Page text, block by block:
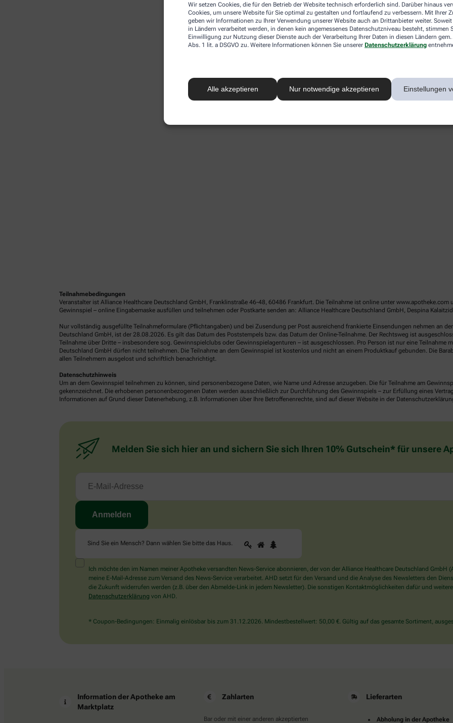
Wir setzen Cookies, die für den Betrieb der Website technisch erforderlich sind. Darüber hinaus
Cookies, um unsere Website für Sie optimal zu gestalten und fortlaufend zu verbessern. Mit Ihrer
geben wir Informationen zu Ihrer Verwendung unserer Website auch an Drittanbieter weiter. Soweit
in Ländern verarbeitet werden, in denen kein angemessenes Datenschutzniveau besteht, stimmen
Einwilligung zur Nutzung dieser Dienste auch der Verarbeitung Ihrer Daten in diesen Ländern
Abs. 1 lit. a DSGVO zu. Weitere Informationen können Sie unserer Datenschutzerklärung
Alle akzeptieren Nur notwendige akzeptieren Einstellungen
Teilnahmebedingungen
Veranstalter ist Alliance Healthcare Deutschland GmbH, Franklinstraße 46-48, 60486 Frankfurt. Die Teilnahme ist online unter
Gewinnspiel – online Eingabemaske ausfüllen und teilnehmen oder Postkarte senden an: Alliance Healthcare Deutschland GmbH, Despina
Nur vollständig ausgefüllte Teilnahmeformulare (Pflichtangaben) und bei Zusendung per Post ausreichend frankierte Einsendungen nehmen an
Deutschland GmbH, ist der 28.08.2026. Es gilt das Datum des Poststempels bzw. das Datum der Online-Teilnahme. Der Rechtsweg ist
Teilnahme über Dritte – insbesondere sog. Gewinnspielclubs oder Gewinnspielagenturen – ist ausgeschlossen. Pro Person ist nur eine Teilnahme
Deutschland GmbH dürfen nicht teilnehmen. Die Teilnahme an dem Gewinnspiel ist kostenlos und nicht an einem Produktkauf gebunden. Die
allen Teilnehmern ausgelost und schriftlich benachrichtigt.
Datenschutzhinweis
Um an dem Gewinnspiel teilnehmen zu können, sind personenbezogene Daten, wie Name und Adresse anzugeben. Die für Teilnahme am
gekennzeichnet. Die erhobenen personenbezogenen Daten werden ausschließlich zur Durchführung des Gewinnspiels – zur Erfüllung eines
Informationen auf Grund dieser Datenerhebung, z.B. Informationen über Ihre Betroffenenrechte, sind auf dieser Website in der
Melden Sie sich hier an und sichern Sie sich Ihren 10% Gutschein* für unsere
Sind Sie ein Mensch? Dann wählen Sie bitte das Haus.
Sind
Sie
Mensch?
Dann
wählen
Haus.
1 2
Ich möchte den im Namen meiner Apotheke versandten News-Service abonnieren, der von der Alliance Healthcare Deutschland
meine E-Mail-Adresse zum Versand des News-Service verarbeitet. AHD setzt für den Versand und die Analyse des Newsletters den
die Zukunft widerrufen werden (z.B. über den Abmelde-Link in jedem Newsletter). Die sonstigen Kontaktmöglichkeiten dafür und
Datenschutzerklärung von AHD.
* Coupon-Bedingungen: Einmalig einlösbar bis zum 31.12.2026. Mindestbestellwert: 50,00 €. Gültig auf das gesamte Sortiment,
Information der Apotheke am
Marktplatz
Zahlarten
Bar oder mit einer anderen akzeptierten
Lieferarten
Abholung in der Apotheke